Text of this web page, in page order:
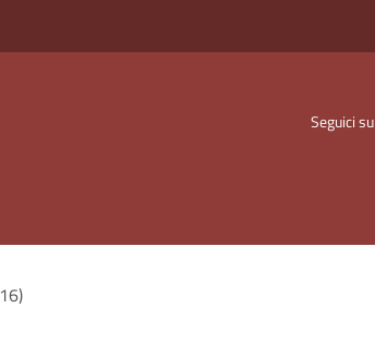
Seguici su